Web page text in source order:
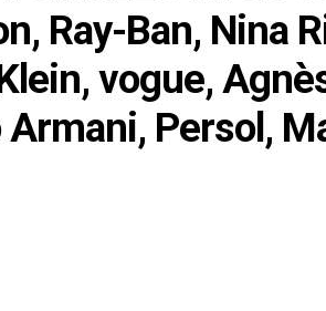
Ray-Ban, Nina
vogue,
Persol,